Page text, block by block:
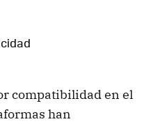
compatibilidad en el
han